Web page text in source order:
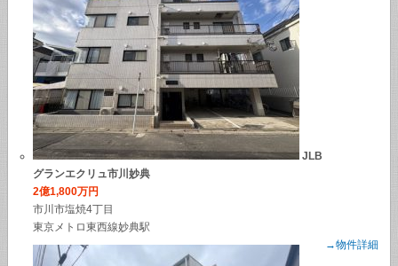
JLB
グランエクリュ市川妙典
2億1,800万円
市川市塩焼4丁目
東京メトロ東西線妙典駅
→物件詳細